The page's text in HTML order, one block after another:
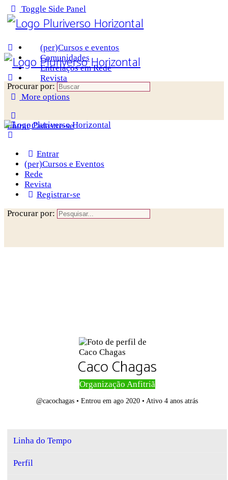
Toggle Side Panel
(per)Cursos e eventos
Comunidades
Entrelaços em Rede
Revista
More options
Entrar Cadastre-se
Procurar por:
Entrar
(per)Cursos e Eventos
Rede
Revista
Registrar-se
Procurar por:
Caco Chagas
Organização Anfitriã
@cacochagas • Entrou em ago 2020• Ativo 4 anos atrás
Linha do Tempo
Perfil